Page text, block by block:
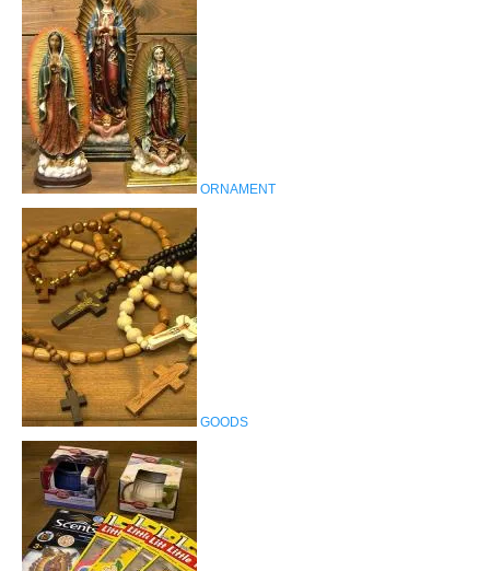
ORNAMENT
GOODS